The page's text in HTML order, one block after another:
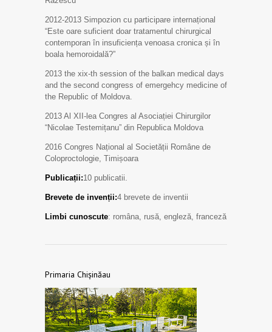
2012-2013 Simpozion cu participare internațional
“Este oare suficient doar tratamentul chirurgical
contemporan în insuficiența venoasa cronica și în
boala hemoroidală?”
2013 the xix-th session of the balkan medical days
and the second congress of emergehcy medicine of
the Republic of Moldova.
2013 Al XII-lea Congres al Asociației Chirurgilor
“Nicolae Testemițanu” din Republica Moldova
2016 Congres Național al Societății Române de
Coloproctologie, Timișoara
Publicații:10 publicatii.
Brevete de invenții:4 brevete de inventii
Limbi cunoscute: româna, rusă, engleză, franceză
Primaria Chișinăau